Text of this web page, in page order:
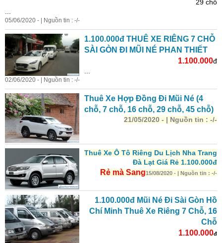
29 chỗ
05/06/2020 - | Nguồn tin : -/-
1.100.000đ THUÊ XE RIÊNG 7 CHỖ
SÀI GÒN ĐI MŨI NÉ PHAN THIẾT
1.100.000đ
02/06/2020 - | Nguồn tin : -/-
Thuê Xe Hợp Đồng Đi Mũi Né (4
chỗ, 7 chỗ, 16 chỗ, 29 chỗ, 45 chỗ)
21/05/2020 - | Nguồn tin : -/-
Thuê Xe Ô Tô Riêng Du Lịch Nha Trang
Đà Lạt Giá Rẻ 1.100.000đ
Rẻ mà Sang15/08/2020 - | Nguồn tin : -/-
1.100.000đ Mũi Né Đi Sài Gòn Hồ
Chí Minh Thuê Xe Riêng 7 Chỗ, 16
Chỗ
1.100.000đ